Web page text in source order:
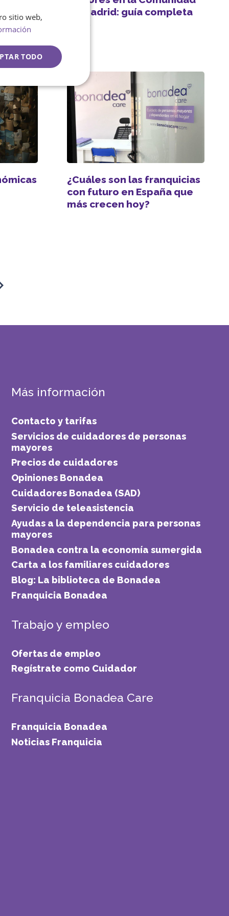
va a
de Madrid: guía completa
¿Cuáles son las franquicias
con futuro en España que
más crecen hoy?
Más información
Contacto y tarifas
Servicios de cuidadores de personas
mayores
Precios de cuidadores
Opiniones Bonadea
Cuidadores Bonadea (SAD)
Servicio de teleasistencia
Ayudas a la dependencia para personas
mayores
Bonadea contra la economía sumergida
Carta a los familiares cuidadores
Blog: La biblioteca de Bonadea
Franquicia Bonadea
Trabajo y empleo
Ofertas de empleo
Regístrate como Cuidador
Franquicia Bonadea Care
Franquicia Bonadea
Noticias Franquicia
sitio web,
TODO